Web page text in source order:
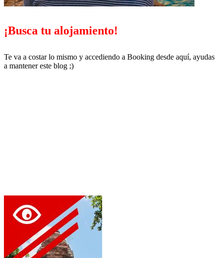
¡Busca tu alojamiento!
Te va a costar lo mismo y accediendo a Booking desde aquí, ayudas
a mantener este blog ;)